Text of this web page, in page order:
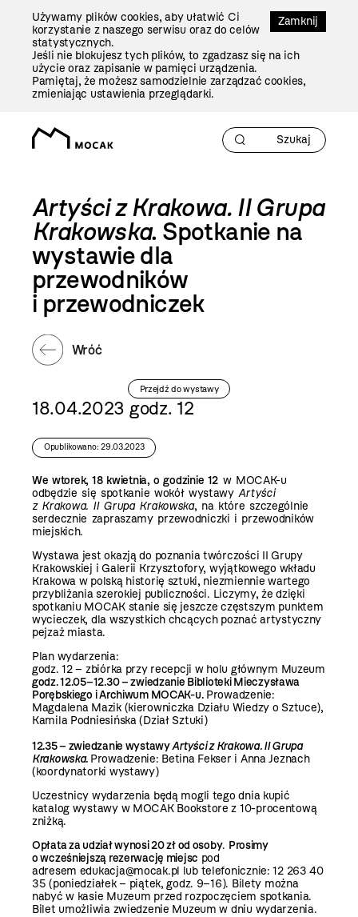
Zamknij
Używamy plików cookies, aby ułatwić Ci
korzystanie z naszego serwisu oraz do celów
statystycznych.
Jeśli nie blokujesz tych plików, to zgadzasz się na ich
użycie oraz zapisanie w pamięci urządzenia.
Pamiętaj, że możesz samodzielnie zarządzać cookies,
zmieniając ustawienia przeglądarki.
Artyści z Krakowa. II Grupa
Krakowska. Spotkanie na
wystawie dla
przewodników
i przewodniczek
Wróć
Przejdź do wystawy
18.04.2023 godz. 12
Opublikowano: 29.03.2023
We wtorek, 18 kwietnia, o godzinie 12 w MOCAK-u
odbędzie się spotkanie wokół wystawyArtyści
z Krakowa. II Grupa Krakowska, na które szczególnie
serdecznie zapraszamy przewodniczki i przewodników
miejskich.
Wystawa jest okazją do poznania twórczości II Grupy
Krakowskiej i Galerii Krzysztofory, wyjątkowego wkładu
Krakowa w polską historię sztuki, niezmiennie wartego
przybliżania szerokiej publiczności. Liczymy, że dzięki
spotkaniu MOCAK stanie się jeszcze częstszym punktem
wycieczek, dla wszystkich chcących poznać artystyczny
pejzaż miasta.
Plan wydarzenia:
godz. 12 – zbiórka przy recepcji w holu głównym Muzeum
godz. 12.05–12.30 – zwiedzanie Biblioteki Mieczysława
Porębskiego i Archiwum MOCAK-u.Prowadzenie:
Magdalena Mazik (kierowniczka Działu Wiedzy o Sztuce),
Kamila Podniesińska (Dział Sztuki)
12.35 – zwiedzanie wystawyArtyści z Krakowa. II Grupa
Krakowska. Prowadzenie: Betina Fekser i Anna Jeznach
(koordynatorki wystawy)
Uczestnicy wydarzenia będą mogli tego dnia kupić
katalog wystawy w MOCAK Bookstore z 10-procentową
zniżką.
Opłata za udział wynosi 20 zł od osoby. Prosimy
o wcześniejszą rezerwację miejsc pod
adresem edukacja@mocak.pl lub telefonicznie:12 263 40
35 (poniedziałek – piątek, godz. 9–16). Bilety można
nabyć w kasie Muzeum przed rozpoczęciem spotkania.
Bilet umożliwia zwiedzenie Muzeum w dniu wydarzenia.